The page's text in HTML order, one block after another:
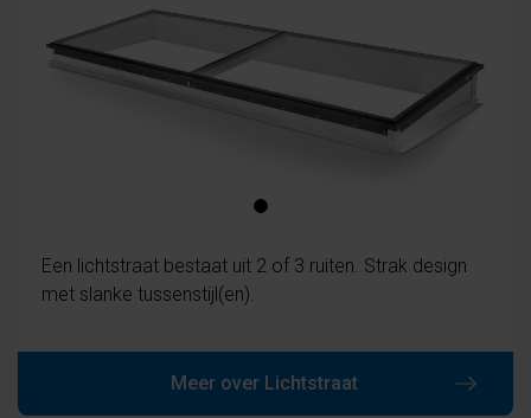
Een lichtstraat bestaat uit 2 of 3 ruiten. Strak design
met slanke tussenstijl(en).
Meer over Lichtstraat